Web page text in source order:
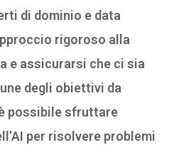
di dominio e data
rigoroso alla
e assicurarsi che ci sia
degli obiettivi da
possibile sfruttare
per risolvere problemi